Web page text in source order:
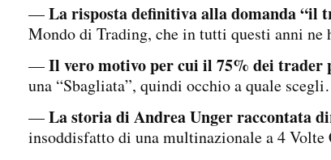
—La risposta definitiva alla domanda “il
Mondo di Trading, che in tutti questi anni ne
—Il vero motivo per cui il 75% dei trader
una “Sbagliata”, quindi occhio a quale
—La storia di Andrea Unger raccontata
insoddisfatto di una multinazionale a 4